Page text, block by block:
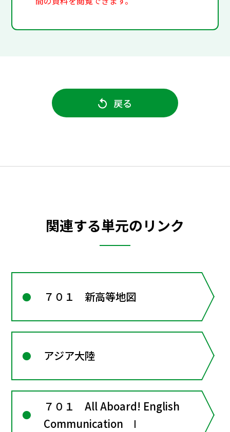
戻る
関連する単元のリンク
７０１ 新高等地図
アジア大陸
７０１ All Aboard! English
Communication Ⅰ